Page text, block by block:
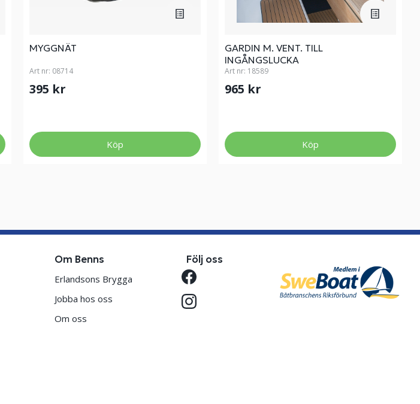
MYGGNÄT
Art nr: 08714
395 kr
Köp
GARDIN M. VENT. TILL
INGÅNGSLUCKA
Art nr: 18589
965 kr
Köp
Om Benns
Erlandsons Brygga
Jobba hos oss
Om oss
Följ oss